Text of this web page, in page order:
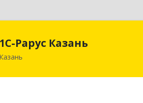
1С-Рарус Казань
Казань420088, Татарстан Респ, Казань г,